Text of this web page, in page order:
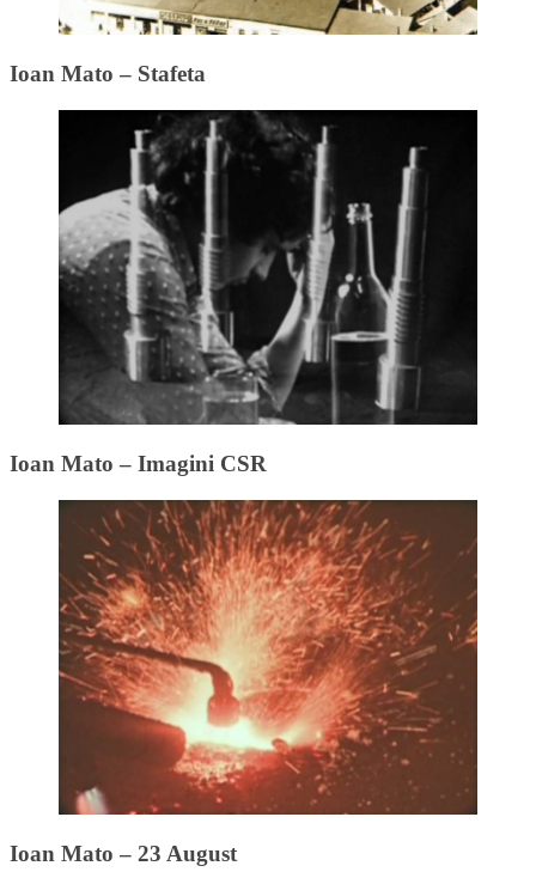
Ioan Mato – Stafeta
Ioan Mato – Imagini CSR
Ioan Mato – 23 August